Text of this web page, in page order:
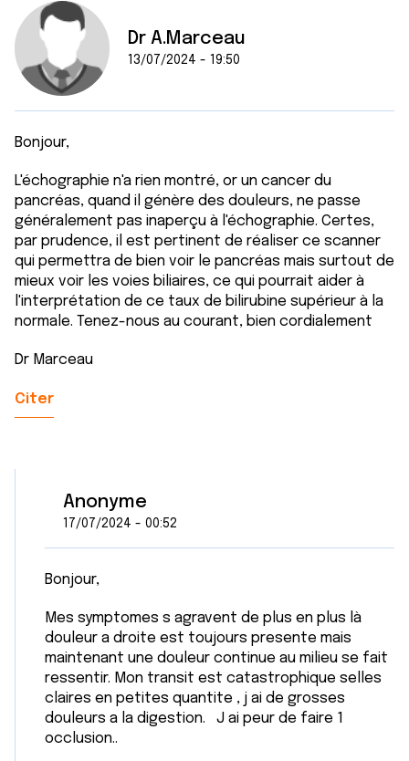
Dr A.Marceau
13/07/2024 - 19:50
Bonjour,
L'échographie n'a rien montré, or un cancer du
pancréas, quand il génère des douleurs, ne passe
généralement pas inaperçu à l'échographie. Certes,
par prudence, il est pertinent de réaliser ce scanner
qui permettra de bien voir le pancréas mais surtout de
mieux voir les voies biliaires, ce qui pourrait aider à
l'interprétation de ce taux de bilirubine supérieur à la
normale. Tenez-nous au courant, bien cordialement
Dr Marceau
Citer
Anonyme
17/07/2024 - 00:52
Bonjour,
Mes symptomes s agravent de plus en plus là
douleur a droite est toujours presente mais
maintenant une douleur continue au milieu se fait
ressentir. Mon transit est catastrophique selles
claires en petites quantite , j ai de grosses
douleurs a la digestion. J ai peur de faire 1
occlusion..